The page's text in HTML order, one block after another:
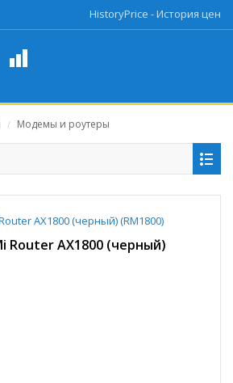
HistoryPrice - История цен
/ Модемы и роутеры
Router AX1800 (черный)